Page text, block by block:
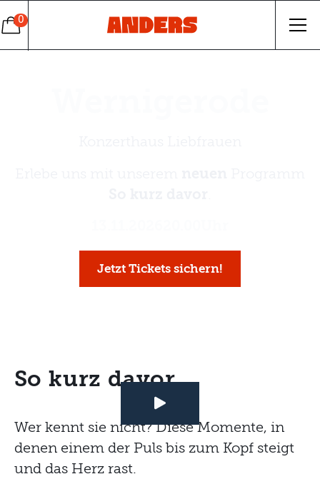
0
Jetzt Tickets sichern!
So kurz davor
Wer kennt sie nicht? Diese Momente, in
denen einem der Puls bis zum Kopf steigt
und das Herz rast.